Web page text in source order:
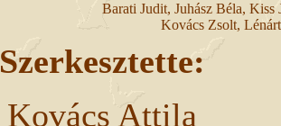
Barati Judit, Juhász Béla,
Kovács Zsolt,
Szerkesztette:
Kovács Attila